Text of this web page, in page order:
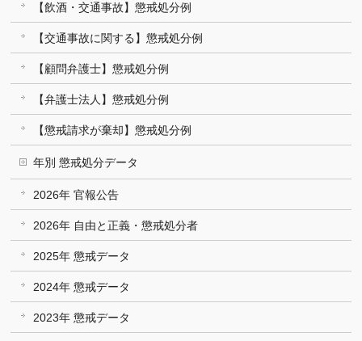
【飲酒・交通事故】懲戒処分例
【交通事故に関する】懲戒処分例
【顧問弁護士】懲戒処分例
【弁護士法人】懲戒処分例
【懲戒請求が棄却】懲戒処分例
年別 懲戒処分データ
2026年 官報公告
2026年 自由と正義・懲戒処分者
2025年 懲戒データ
2024年 懲戒データ
2023年 懲戒データ